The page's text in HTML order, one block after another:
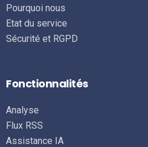
Pourquoi nous
Etat du service
Sécurité et RGPD
Fonctionnalités
Analyse
Flux RSS
Assistance IA